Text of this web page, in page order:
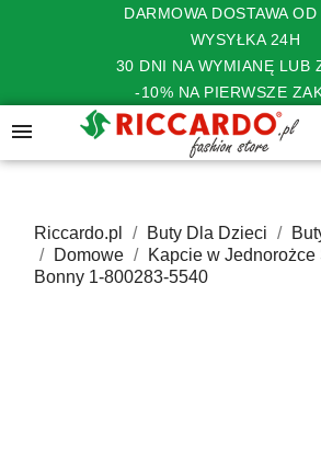
DARMOWA DOSTAWA OD
WYSYŁKA 24H
30 DNI NA WYMIANĘ LUB
-10% NA PIERWSZE

Riccardo.pl Buty Dla Dzieci
Domowe
Kapcie w
Bonny 1-800283-5540